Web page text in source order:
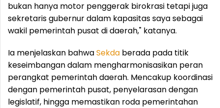
bukan hanya motor penggerak birokrasi tetapi juga
sekretaris gubernur dalam kapasitas saya sebagai
wakil pemerintah pusat di daerah," katanya.
Ia menjelaskan bahwaSekda berada pada titik
keseimbangan dalam mengharmonisasikan peran
perangkat pemerintah daerah. Mencakup koordinasi
dengan pemerintah pusat, penyelarasan dengan
legislatif, hingga memastikan roda pemerintahan